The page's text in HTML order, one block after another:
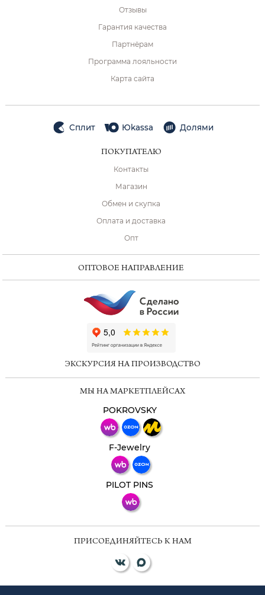
Отзывы
Гарантия качества
Партнёрам
Программа лояльности
Карта сайта
Сплит Юkassa Долями
ПОКУПАТЕЛЮ
Контакты
Магазин
Обмен и скупка
Оплата и доставка
Опт
ОПТОВОЕ НАПРАВЛЕНИЕ
ЭКСКУРСИЯ НА ПРОИЗВОДСТВО
МЫ НА МАРКЕТПЛЕЙСАХ
POKROVSKY
F-Jewelry
PILOT PINS
ПРИСОЕДИНЯЙТЕСЬ К НАМ